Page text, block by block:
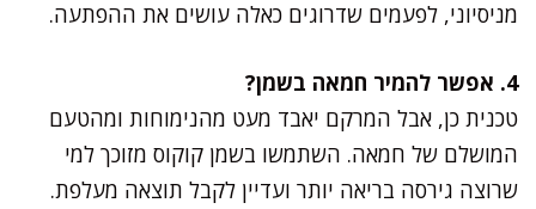
מניסיוני, לפעמים שדרוגים כאלה עושים את ההפתעה.
4. אפשר להמיר חמאה בשמן?
טכנית כן, אבל המרקם יאבד מעט מהנימוחות ומהטעם
המושלם של חמאה. השתמשו בשמן קוקוס מזוכך למי
שרוצה גירסה בריאה יותר ועדיין לקבל תוצאה מעלפת.